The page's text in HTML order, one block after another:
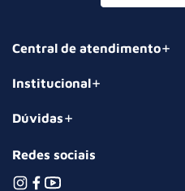
Central de atendimento
Institucional
Dúvidas
Redes sociais